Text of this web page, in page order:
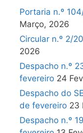
Portaria n.º
Março, 2026
Circular n.º 2/
2026
Despacho n.º
fevereiro 24
Despacho do
de fevereiro 23
Despacho n.º